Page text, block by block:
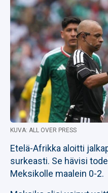
KUVA: ALL OVER PRESS
Etelä-Afrikka aloitti
surkeasti. Se hävisi
Meksikolle maalein 0-2.